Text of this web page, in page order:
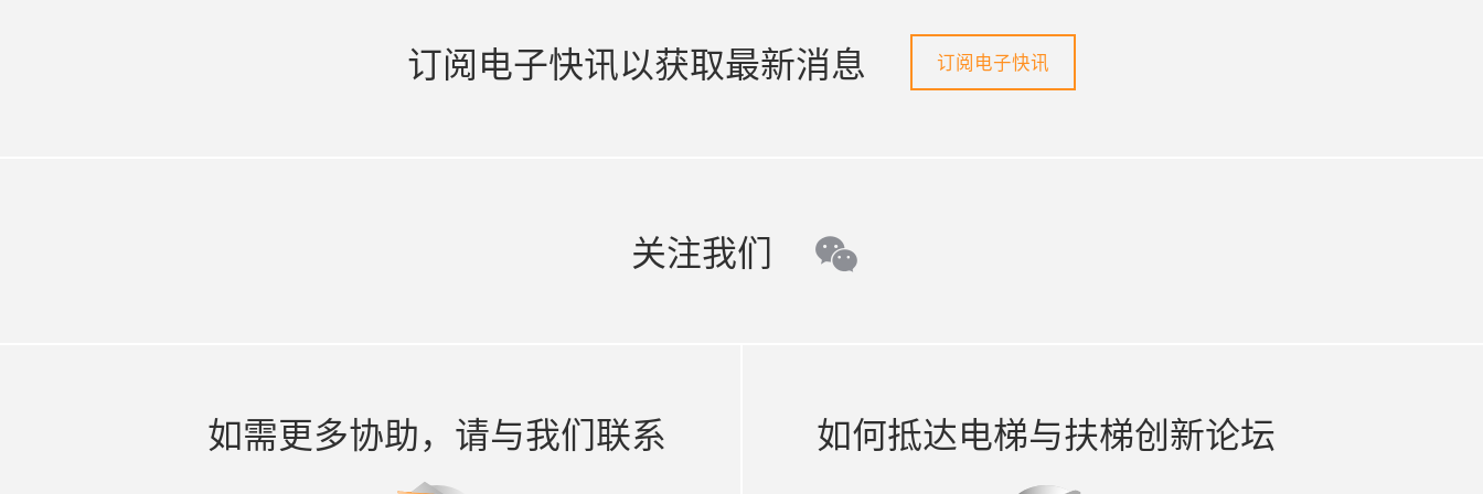
订阅电子快讯以获取最新消息 订阅电子快讯
关注我们 wechat
如需更多协助，请与我们联系 如何抵达电梯与扶梯创新论坛